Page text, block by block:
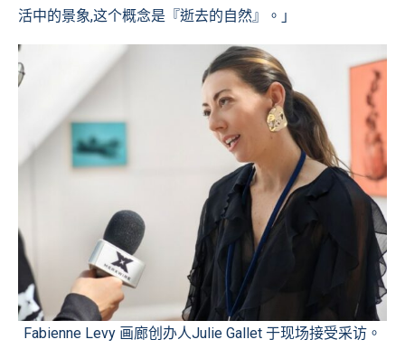
活中的景象,这个概念是『逝去的自然』。」
Fabienne Levy 画廊创办人Julie Gallet 于现场接受采访。